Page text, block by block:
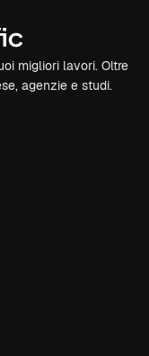
migliori lavori. Oltre
agenzie e studi.